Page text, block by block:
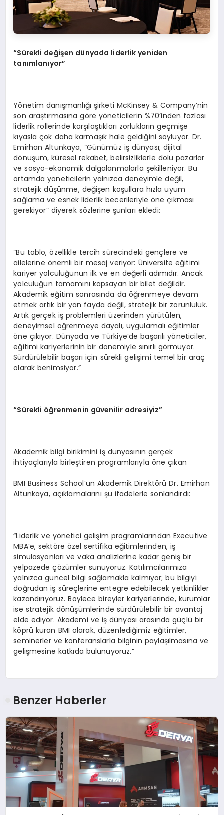
“Sürekli değişen dünyada liderlik yeniden
tanımlanıyor”
Yönetim danışmanlığı şirketi McKinsey & Company’nin
son araştırmasına göre yöneticilerin %70’inden fazlası
liderlik rollerinde karşılaştıkları zorlukların geçmişe
kıyasla çok daha karmaşık hale geldiğini söylüyor. Dr.
Emirhan Altunkaya, “Günümüz iş dünyası; dijital
dönüşüm, küresel rekabet, belirsizliklerle dolu pazarlar
ve sosyo-ekonomik dalgalanmalarla şekilleniyor. Bu
ortamda yöneticilerin yalnızca deneyimle değil,
stratejik düşünme, değişen koşullara hızla uyum
sağlama ve esnek liderlik becerileriyle öne çıkması
gerekiyor” diyerek sözlerine şunları ekledi:
“Bu tablo, özellikle tercih sürecindeki gençlere ve
ailelerine önemli bir mesaj veriyor: Üniversite eğitimi
kariyer yolculuğunun ilk ve en değerli adımıdır. Ancak
yolculuğun tamamını kapsayan bir bilet değildir.
Akademik eğitim sonrasında da öğrenmeye devam
etmek artık bir yan fayda değil, stratejik bir zorunluluk.
Artık gerçek iş problemleri üzerinden yürütülen,
deneyimsel öğrenmeye dayalı, uygulamalı eğitimler
öne çıkıyor. Dünyada ve Türkiye’de başarılı yöneticiler,
eğitimi kariyerlerinin bir dönemiyle sınırlı görmüyor.
Sürdürülebilir başarı için sürekli gelişimi temel bir araç
olarak benimsiyor.”
“Sürekli öğrenmenin güvenilir adresiyiz”
Akademik bilgi birikimini iş dünyasının gerçek
ihtiyaçlarıyla birleştiren programlarıyla öne çıkan
BMI Business School’un Akademik Direktörü Dr. Emirhan
Altunkaya, açıklamalarını şu ifadelerle sonlandırdı:
“Liderlik ve yönetici gelişim programlarından Executive
MBA’e, sektöre özel sertifika eğitimlerinden, iş
simülasyonları ve vaka analizlerine kadar geniş bir
yelpazede çözümler sunuyoruz. Katılımcılarımıza
yalnızca güncel bilgi sağlamakla kalmıyor; bu bilgiyi
doğrudan iş süreçlerine entegre edebilecek yetkinlikler
kazandırıyoruz. Böylece bireyler kariyerlerinde, kurumlar
ise stratejik dönüşümlerinde sürdürülebilir bir avantaj
elde ediyor. Akademi ve iş dünyası arasında güçlü bir
köprü kuran BMI olarak, düzenlediğimiz eğitimler,
seminerler ve konferanslarla bilginin paylaşılmasına ve
gelişmesine katkıda bulunuyoruz.”
Benzer Haberler